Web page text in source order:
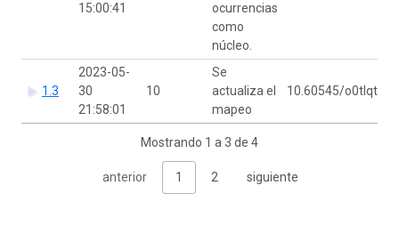
15:00:41
ocurrencias
como
núcleo.
1.3
2023-05-
30
21:58:01
10
Se
actualiza el
mapeo
10.60545/o0tlqt
Mostrando 1 a 3 de 4
anterior 1 2 siguiente